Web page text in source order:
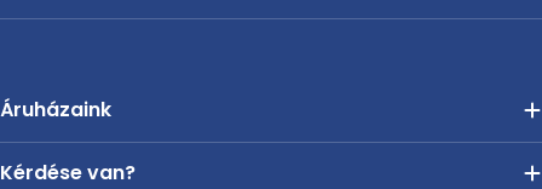
Áruházaink
Kérdése van?